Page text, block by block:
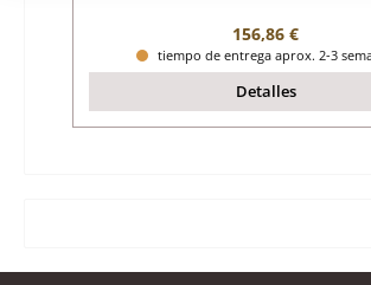
Precio normal:
156,86 €
tiempo de entrega aprox. 2-3
Detalles